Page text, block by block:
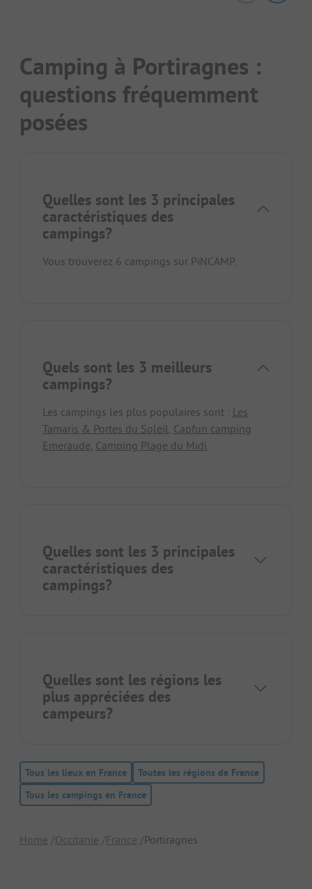
Camping à Portiragnes :
questions fréquemment
posées
Quelles sont les 3 principales
caractéristiques des
campings?
Vous trouverez 6 campings sur PiNCAMP.
Quels sont les 3 meilleurs
campings?
Les campings les plus populaires sont : Les
Tamaris & Portes du Soleil, Capfun camping
Emeraude, Camping Plage du Midi.
Quelles sont les 3 principales
caractéristiques des
campings?
Quelles sont les régions les
plus appréciées des
campeurs?
Tous les lieux en France
Toutes les régions de France
Tous les campings en France
Home Occitanie France Portiragnes